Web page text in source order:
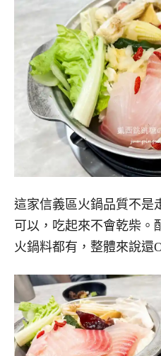
這家信義區火鍋品質不是
可以，吃起來不會乾柴。
火鍋料都有，整體來說還